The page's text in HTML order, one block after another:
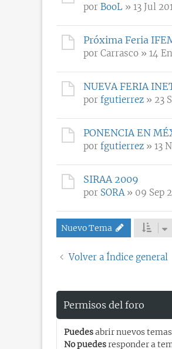
por BooL » 13 Jul
Próxima Feria
por Carrasco » 14
NUEVA FERIA
por fgutierrez » 23
PONENCIA EN
por fgutierrez » 13
SIRAA 2009
por SORA» 09 Sep
Nuevo Tema
Volver a Índice general
Permisos del foro
Puedesabrir nuevos
No puedesresponder a